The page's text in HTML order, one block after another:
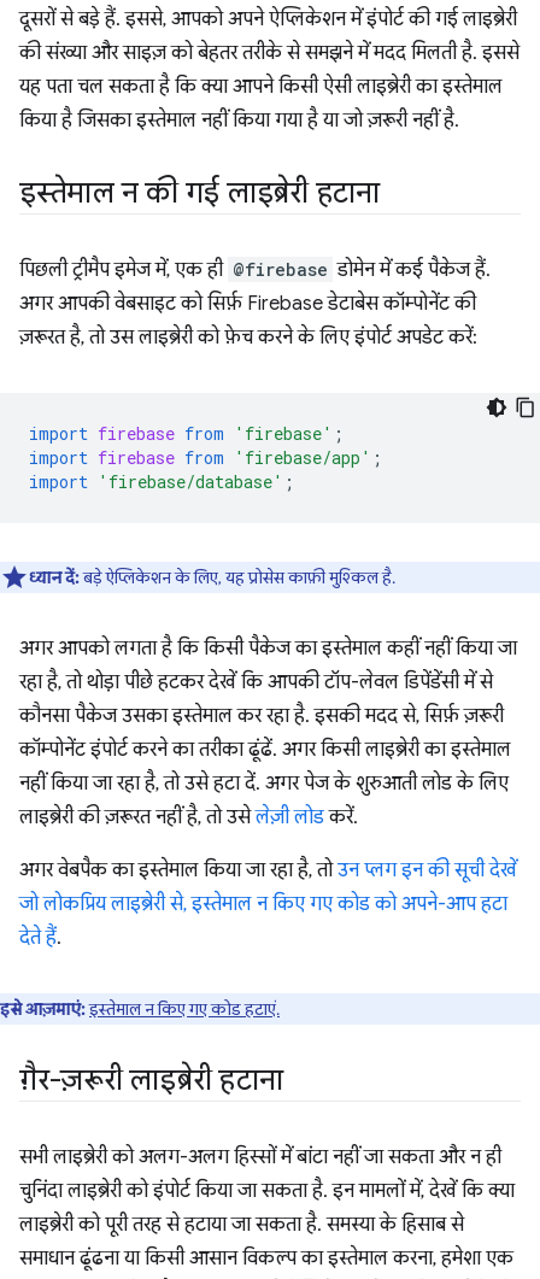
दूसरों से बड़े हैं. इससे, आपको अपने ऐप्लिकेशन में इंपोर्ट की गई लाइब्रेरी
की संख्या और साइज़ को बेहतर तरीके से समझने में मदद मिलती है. इससे
यह पता चल सकता है कि क्या आपने किसी ऐसी लाइब्रेरी का इस्तेमाल
किया है जिसका इस्तेमाल नहीं किया गया है या जो ज़रूरी नहीं है.
इस्तेमाल न की गई लाइब्रेरी हटाना
पिछली ट्रीमैप इमेज में, एक ही @firebase डोमेन में कई पैकेज हैं.
अगर आपकी वेबसाइट को सिर्फ़ Firebase डेटाबेस कॉम्पोनेंट की
ज़रूरत है, तो उस लाइब्रेरी को फ़ेच करने के लिए इंपोर्ट अपडेट करें:
import firebase from 'firebase' ;
import firebase from 'firebase/app' ;
import 'firebase/database' ;
ध्यान दें:बड़े ऐप्लिकेशन के लिए, यह प्रोसेस काफ़ी मुश्किल है.
अगर आपको लगता है कि किसी पैकेज का इस्तेमाल कहीं नहीं किया जा
रहा है, तो थोड़ा पीछे हटकर देखें कि आपकी टॉप-लेवल डिपेंडेंसी में से
कौनसा पैकेज उसका इस्तेमाल कर रहा है. इसकी मदद से, सिर्फ़ ज़रूरी
कॉम्पोनेंट इंपोर्ट करने का तरीका ढूंढें. अगर किसी लाइब्रेरी का इस्तेमाल
नहीं किया जा रहा है, तो उसे हटा दें. अगर पेज के शुरुआती लोड के लिए
लाइब्रेरी की ज़रूरत नहीं है, तो उसेलेज़ी लोडकरें.
अगर वेबपैक का इस्तेमाल किया जा रहा है, तोउन प्लग इन की सूची देखें
जो लोकप्रिय लाइब्रेरी से, इस्तेमाल न किए गए कोड को अपने-आप हटा
देते हैं.
इसे आज़माएं:इस्तेमाल न किए गए कोड हटाएं.
ग़ैर-ज़रूरी लाइब्रेरी हटाना
सभी लाइब्रेरी को अलग-अलग हिस्सों में बांटा नहीं जा सकता और न ही
चुनिंदा लाइब्रेरी को इंपोर्ट किया जा सकता है. इन मामलों में, देखें कि क्या
लाइब्रेरी को पूरी तरह से हटाया जा सकता है. समस्या के हिसाब से
समाधान ढूंढना या किसी आसान विकल्प का इस्तेमाल करना, हमेशा एक